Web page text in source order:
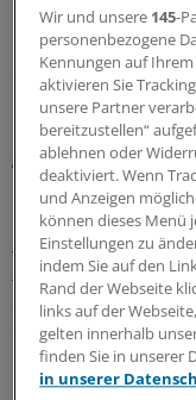
"Denkbar wäre
Hausärzte ältere
oder zwei Nächte
Blutzucker oder
kontrollieren sind",
gleichzeitig
Herrmann zeigt
demografische
chronisch kranker
Strukturwandel
erforderlich. Vor
"Schreiben wir
Wir und unsere 145-
personenbezogene
Kennungen auf
aktivieren Sie
unsere Partner
bereitzustellen“
ablehnen oder
deaktiviert. Wenn
und Anzeigen
können dieses Menü
Einstellungen zu
indem Sie auf den
Rand der Webseite
links auf der
gelten innerhalb
finden Sie in unserer
in unserer